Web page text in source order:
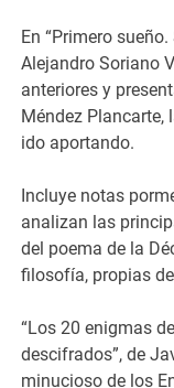
En “Primero
Alejandro Soriano
anteriores y
Méndez
ido aportando.
Incluye notas
analizan las
del poema de la
filosofía, propias
“Los 20 enigmas
descifrados”, de
minucioso de los